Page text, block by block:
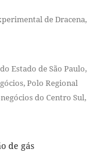
de Dracena,
Estado de São Paulo,
Polo Regional
do Centro Sul,
de gás